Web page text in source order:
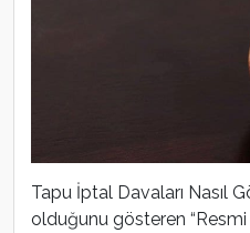
Tapu İptal Davaları Nasıl
olduğunu gösteren “Resmi